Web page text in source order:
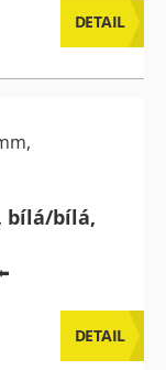
DETAIL
bílá/bílá,
DETAIL